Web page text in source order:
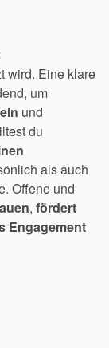
wird. Eine klare
um
und
du
als auch
Offene und
, fördert
Engagement